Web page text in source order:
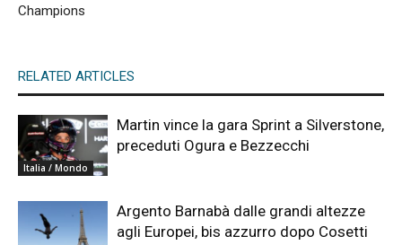
Champions
RELATED ARTICLES
Italia / Mondo
Martin vince la gara Sprint a Silverstone,
preceduti Ogura e Bezzecchi
Argento Barnabà dalle grandi altezze
agli Europei, bis azzurro dopo Cosetti